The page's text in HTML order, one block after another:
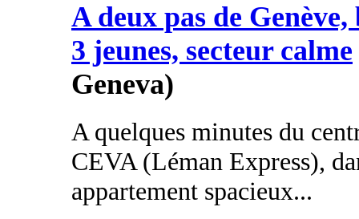
A deux pas de
3 jeunes, secteur calme
Geneva)
A quelques minutes du
CEVA (Léman Express),
appartement spacieux...